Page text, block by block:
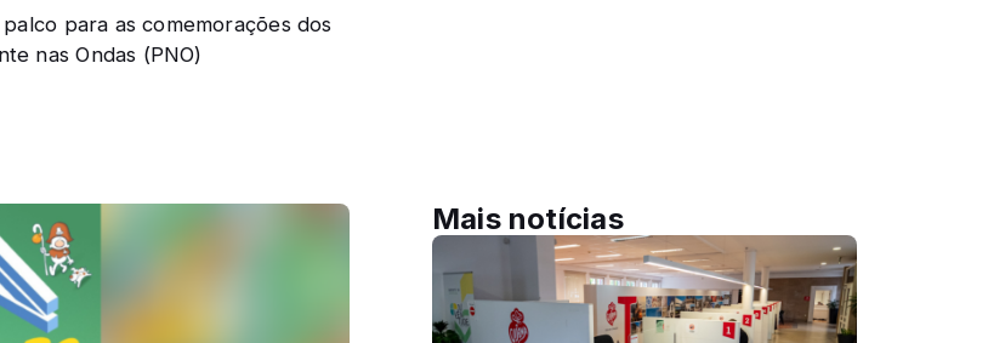
para as comemorações dos
nas Ondas (PNO)
Mais notícias